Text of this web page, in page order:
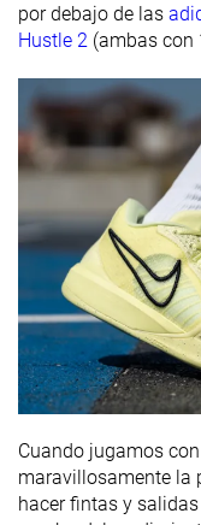
por debajo de las
Hustle 2 (ambas con
Cuando jugamos
maravillosamente la
hacer fintas y